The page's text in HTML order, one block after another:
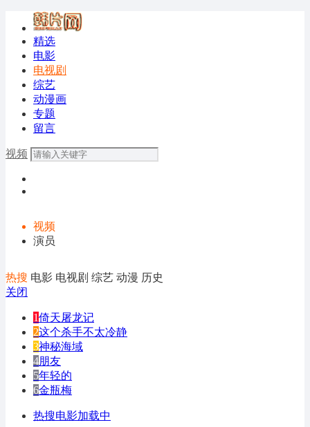
精选
电影
电视剧
综艺
动漫画
专题
留言
视频
视频
演员
热搜 电影 电视剧 综艺 动漫 历史
关闭
1倚天屠龙记
2这个杀手不太冷静
3神秘海域
4朋友
5年轻的
6金瓶梅
热搜电影加载中